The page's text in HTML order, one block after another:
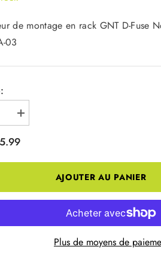
de montage en rack GNT D-Fuse
03
Augmenter
la
pour
DE
A
2021
AJOUTER AU PANIER
Plus de moyens de